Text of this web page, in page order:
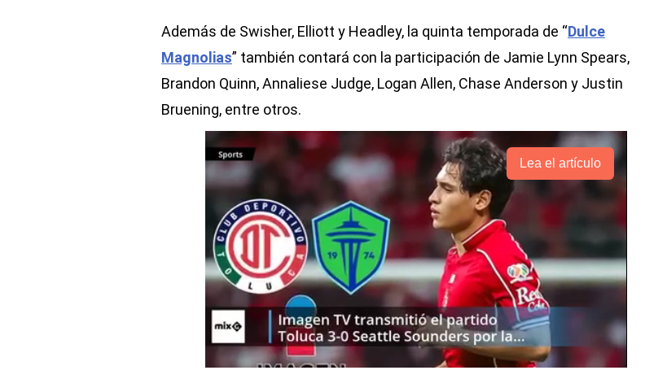
Además de Swisher, Elliott y Headley, la quinta temporada de “Dulce
Magnolias” también contará con la participación de Jamie Lynn Spears,
Brandon Quinn, Annaliese Judge, Logan Allen, Chase Anderson y Justin
Bruening, entre otros.
Lea el artículo